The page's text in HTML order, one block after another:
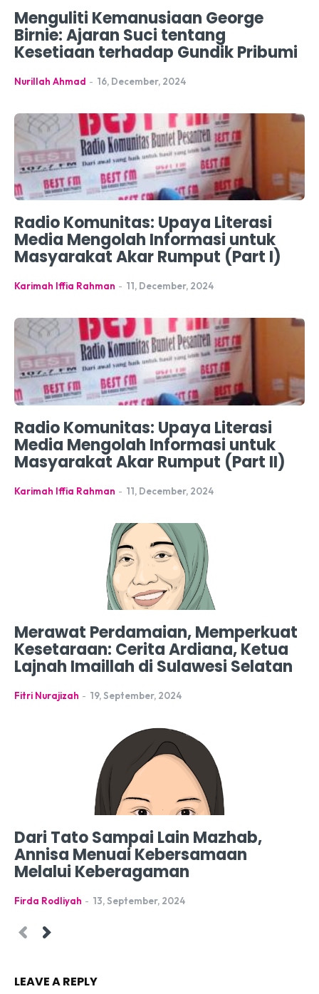
Menguliti Kemanusiaan George
Birnie: Ajaran Suci tentang
Kesetiaan terhadap Gundik Pribumi
Nurillah Ahmad - 16, December, 2024
Radio Komunitas: Upaya Literasi
Media Mengolah Informasi untuk
Masyarakat Akar Rumput (Part I)
Karimah Iffia Rahman - 11, December, 2024
Radio Komunitas: Upaya Literasi
Media Mengolah Informasi untuk
Masyarakat Akar Rumput (Part II)
Karimah Iffia Rahman - 11, December, 2024
Merawat Perdamaian, Memperkuat
Kesetaraan: Cerita Ardiana, Ketua
Lajnah Imaillah di Sulawesi Selatan
Fitri Nurajizah - 19, September, 2024
Dari Tato Sampai Lain Mazhab,
Annisa Menuai Kebersamaan
Melalui Keberagaman
Firda Rodliyah - 13, September, 2024
LEAVE A REPLY